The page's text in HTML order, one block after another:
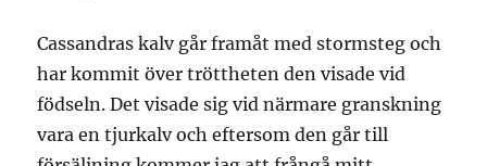
Cassandras kalv går framåt med stormsteg och
har kommit över tröttheten den visade vid
födseln. Det visade sig vid närmare granskning
vara en tjurkalv och eftersom den går till